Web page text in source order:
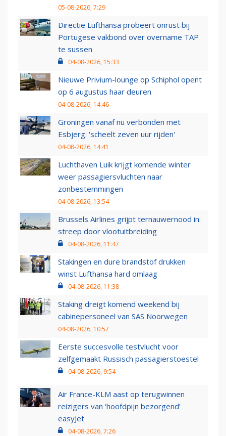
05-08-2026, 7:29
Directie Lufthansa probeert onrust bij
Portugese vakbond over overname TAP
te sussen
04-08-2026, 15:33
Nieuwe Privium-lounge op Schiphol opent
op 6 augustus haar deuren
04-08-2026, 14:46
Groningen vanaf nu verbonden met
Esbjerg: 'scheelt zeven uur rijden'
04-08-2026, 14:41
Luchthaven Luik krijgt komende winter
weer passagiersvluchten naar
zonbestemmingen
04-08-2026, 13:54
Brussels Airlines grijpt ternauwernood in:
streep door vlootuitbreiding
04-08-2026, 11:47
Stakingen en dure brandstof drukken
winst Lufthansa hard omlaag
04-08-2026, 11:38
Staking dreigt komend weekend bij
cabinepersoneel van SAS Noorwegen
04-08-2026, 10:57
Eerste succesvolle testvlucht voor
zelfgemaakt Russisch passagierstoestel
04-08-2026, 9:54
Air France-KLM aast op terugwinnen
reizigers van ‘hoofdpijn bezorgend’
easyJet
04-08-2026, 7:26